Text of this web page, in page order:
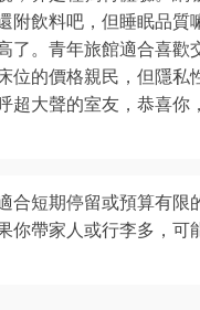
附飲料吧，但睡眠品質
了。青年旅館適合喜歡
位的價格親民，但隱私
超大聲的室友，恭喜你
合短期停留或預算有限
你帶家人或行李多，可